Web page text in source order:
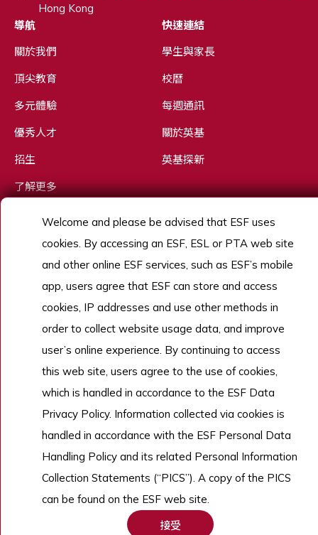
Hong Kong
導航
關於我們
頂尖教育
多元體驗
優秀人才
招生
了解更多
快速連結
學生與家長
校曆
每週通訊
關於英基
英基探新
Copyright © English Schools Foundation. Powered by ANGLIA.
網站地圖
Welcome and please be advised that ESF uses
cookies. By accessing an ESF, ESL or PTA web site
and other online ESF services, such as ESF’s mobile
app, users agree that ESF can store and access
cookies, IP addresses and use other methods in
order to collect website usage data, and improve
user’s online experience. By continuing to access
this web site, users agree to the use of cookies,
which is handled in accordance to the ESF Data
Privacy Policy. Information collected via cookies is
handled in accordance with the ESF Personal Data
Handling Policy and its related Personal Information
Collection Statements (“PICS”). A copy of the PICS
can be found on the ESF web site.
接受